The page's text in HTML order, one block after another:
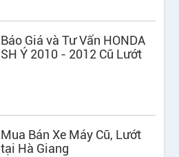
Báo Giá và Tư Vấn HONDA
SH Ý 2010 - 2012 Cũ Lướt
Mua Bán Xe Máy Cũ, Lướt
tại Hà Giang